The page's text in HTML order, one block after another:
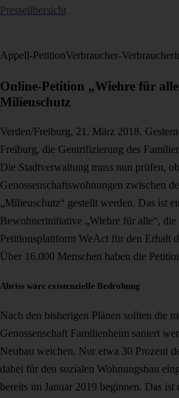
Presseübersicht
Appell-PetitionVerbraucher-
Online-Petition „Wiehre für
Milieuschutz
Verden/Freiburg, 21. März 2018.
Freiburg, die Gentrifizierung des
Die Stadtverwaltung muss nun prüfen,
Genossenschaftswohnungen zwischen
„Milieuschutz“ gestellt werden. Das ist
Bewohnerinitiative „Wiehre für alle“,
Petitionsplattform WeAct für den Erhalt
Über 16.000 Menschen haben die
Abriss wäre existenzielle Bedrohung
Nach den bisherigen Plänen sollten die
Genossenschaft Familienheim saniert
Neubau weichen. Nur etwa 30 Prozent
dabei für den sozialen Wohnungsbau
bereits im Januar 2019 beginnen. Das